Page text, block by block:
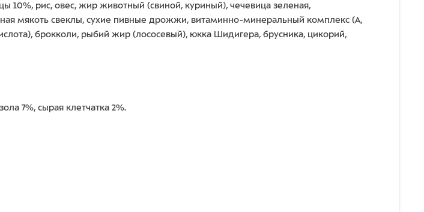
10%, рис, овес, жир животный (свиной, куриный), чечевица зеленая,
мякоть свеклы, сухие пивные дрожжи, витаминно-минеральный комплекс (A,
брокколи, рыбий жир (лососевый), юкка Шидигера, брусника, цикорий,
7%, сырая клетчатка 2%.